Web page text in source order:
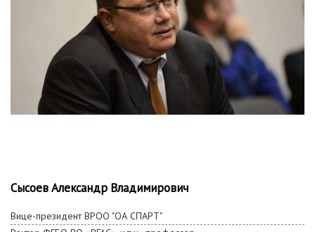
Сысоев Александр Владимирович
Вице-президент ВРОО "ОА СПАРТ"